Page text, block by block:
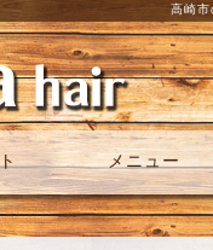
高崎
メニュー